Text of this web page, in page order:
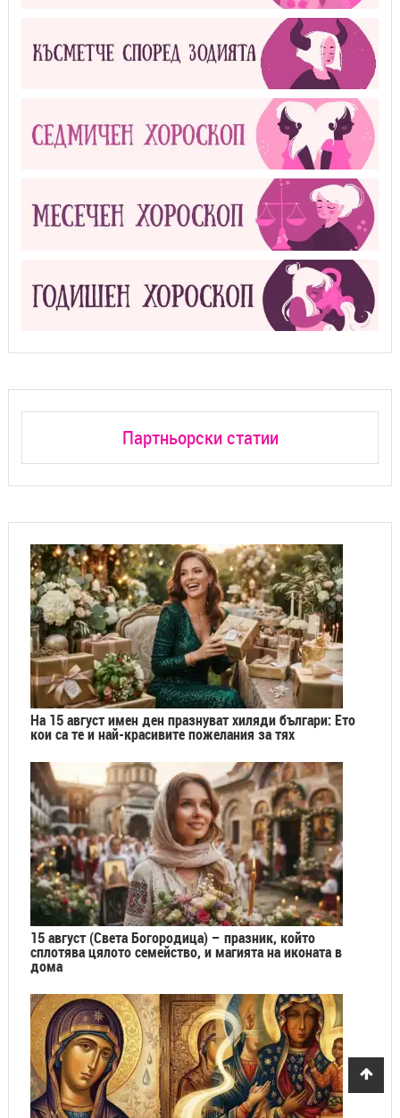
Партньорски статии
На 15 август имен ден празнуват хиляди българи: Ето
кои са те и най-красивите пожелания за тях
15 август (Света Богородица) – празник, който
сплотява цялото семейство, и магията на иконата в
дома
Чудесата, за които малко хора знаят: Какво наистина
крият най-мощните икони на Света Богородица?